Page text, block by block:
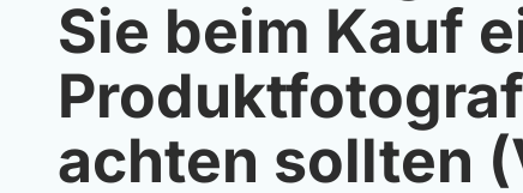
Sie beim Kauf
achten sollten